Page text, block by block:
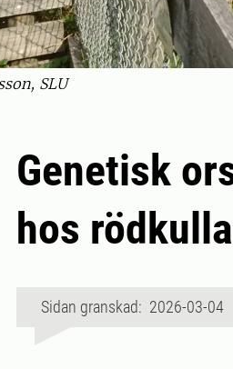
SLU
Genetisk
hos rödkulla
Sidan granskad: 2026-03-04